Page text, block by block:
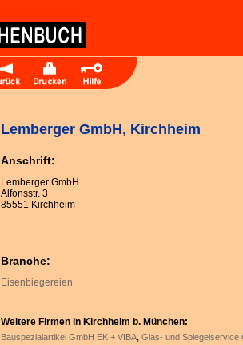
Lemberger GmbH, Kirchheim
Anschrift:
Lemberger GmbH
Alfonsstr. 3
85551 Kirchheim
Branche:
Eisenbiegereien
Weitere Firmen in Kirchheim b. München:
Bauspezialartikel GmbH EK + VIBA, Glas- und Spiegelservice